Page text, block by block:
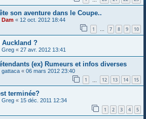
son aventure dans le Coupe..
Dam « 12 oct. 2012 18:44
1 … 7 8 9 10
Auckland ?
Greg « 27 avr. 2012 13:41
(ex) Rumeurs et infos diverses
gattaca « 06 mars 2012 23:40
1 12 13 14 15
terminée?
Greg « 15 déc. 2011 12:34
1 2 3 4 5